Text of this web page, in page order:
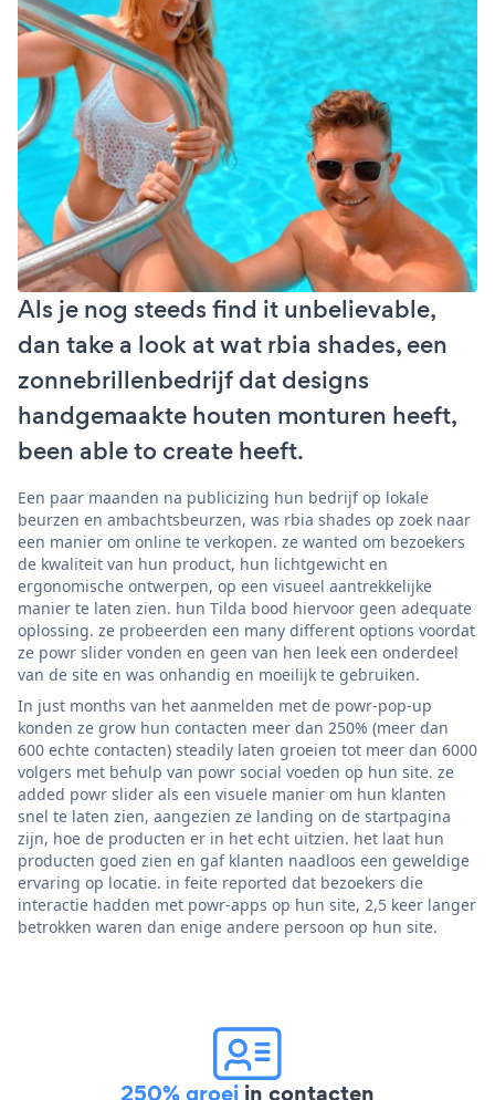
Als je nog steeds find it unbelievable,
dan take a look at wat rbia shades, een
zonnebrillenbedrijf dat designs
handgemaakte houten monturen heeft,
been able to create heeft.
Een paar maanden na publicizing hun bedrijf op lokale
beurzen en ambachtsbeurzen, was rbia shades op zoek naar
een manier om online te verkopen. ze wanted om bezoekers
de kwaliteit van hun product, hun lichtgewicht en
ergonomische ontwerpen, op een visueel aantrekkelijke
manier te laten zien. hun Tilda bood hiervoor geen adequate
oplossing. ze probeerden een many different options voordat
ze powr slider vonden en geen van hen leek een onderdeel
van de site en was onhandig en moeilijk te gebruiken.
In just months van het aanmelden met de powr-pop-up
konden ze grow hun contacten meer dan 250% (meer dan
600 echte contacten) steadily laten groeien tot meer dan 6000
volgers met behulp van powr social voeden op hun site. ze
added powr slider als een visuele manier om hun klanten
snel te laten zien, aangezien ze landing on de startpagina
zijn, hoe de producten er in het echt uitzien. het laat hun
producten goed zien en gaf klanten naadloos een geweldige
ervaring op locatie. in feite reported dat bezoekers die
interactie hadden met powr-apps op hun site, 2,5 keer langer
betrokken waren dan enige andere persoon op hun site.
250% groei in contacten